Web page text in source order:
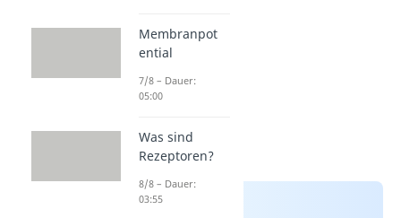
Membranpot
ential
7/8 – Dauer:
05:00
Was sind
Rezeptoren?
8/8 – Dauer:
03:55